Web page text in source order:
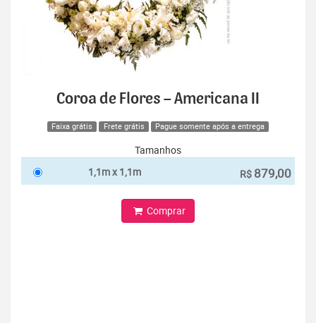
Coroa de Flores – Americana II
Faixa grátis Frete grátis Pague somente após a entrega
Tamanhos
1,1m x 1,1m
R$ 879,00
Comprar